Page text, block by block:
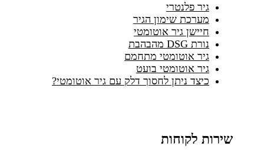
גיר פלנטרי
מערכת שימון הגיר
חיישן גיר אוטומטי
נורת DSG מהבהבת
גיר אוטומטי מתחמם
גיר אוטומטי בועט
כיצד ניתן לחסוך דלק עם גיר אוטומטי?
שירות לקוחות